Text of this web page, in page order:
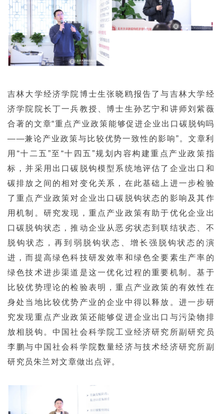
吉林大学经济学院博士生张晓鸥报告了与吉林大学经
济学院院长丁一兵教授、博士生孙艺宁和讲师刘紫薇
合著的文章“重点产业政策能够促进企业出口碳脱钩吗
——兼论产业政策与比较优势一致性的影响”。文章利
用“十二五”至“十四五”规划内容构建重点产业政策指
标，并采用出口碳脱钩模型系统地评估了企业出口和
碳排放之间的相对变化关系，在此基础上进一步检验
了重点产业政策对企业出口碳脱钩状态的影响及其作
用机制。研究发现，重点产业政策有助于优化企业出
口碳脱钩状态，推动企业从恶劣状态到联结状态、不
脱钩状态，再到弱脱钩状态、增长强脱钩状态的演
进，而提高绿色科技研发效率和绿色全要素生产率的
绿色技术进步渠道是这一优化过程的重要机制。基于
比较优势理论的检验表明，重点产业政策的有效性在
身处当地比较优势产业的企业中得以释放。进一步研
究发现重点产业政策还能够促进企业出口与污染物排
放相脱钩。中国社会科学院工业经济研究所副研究员
李鹏与中国社会科学院数量经济与技术经济研究所副
研究员朱兰对文章做出点评。